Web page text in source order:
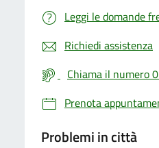
Leggi le domande
Richiedi assistenza
Chiama il numero
Prenota
Problemi in città